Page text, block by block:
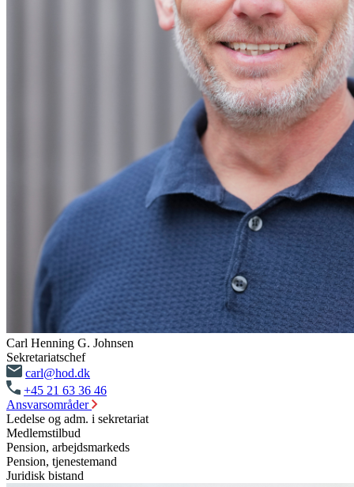
Carl Henning G. Johnsen
Sekretariatschef
carl@hod.dk
+45 21 63 36 46
Ansvarsområder
Ledelse og adm. i sekretariat
Medlemstilbud
Pension, arbejdsmarkeds
Pension, tjenestemand
Juridisk bistand